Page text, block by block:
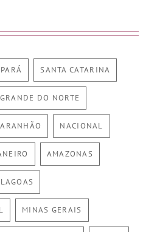
PARÁ SANTA CATARINA
DO NORTE
NACIONAL
AMAZONAS
MINAS GERAIS